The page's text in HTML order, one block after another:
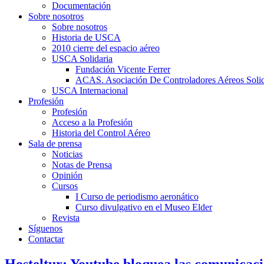
Documentación
Sobre nosotros
Sobre nosotros
Historia de USCA
2010 cierre del espacio aéreo
USCA Solidaria
Fundación Vicente Ferrer
ACAS. Asociación De Controladores Aéreos
USCA Internacional
Profesión
Profesión
Acceso a la Profesión
Historia del Control Aéreo
Sala de prensa
Noticias
Notas de Prensa
Opinión
Cursos
I Curso de periodismo aeronático
Curso divulgativo en el Museo Elder
Revista
Síguenos
Contactar